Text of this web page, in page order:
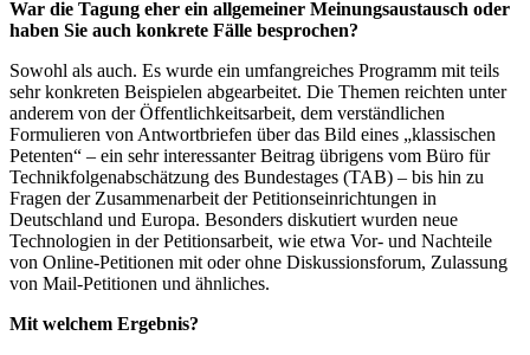
War die Tagung eher ein allgemeiner Meinungsaustausch oder
haben Sie auch konkrete Fälle besprochen?
Sowohl als auch. Es wurde ein umfangreiches Programm mit teils
sehr konkreten Beispielen abgearbeitet. Die Themen reichten unter
anderem von der Öffentlichkeitsarbeit, dem verständlichen
Formulieren von Antwortbriefen über das Bild eines „klassischen
Petenten“ – ein sehr interessanter Beitrag übrigens vom Büro für
Technikfolgenabschätzung des Bundestages (TAB) – bis hin zu
Fragen der Zusammenarbeit der Petitionseinrichtungen in
Deutschland und Europa. Besonders diskutiert wurden neue
Technologien in der Petitionsarbeit, wie etwa Vor- und Nachteile
von Online-Petitionen mit oder ohne Diskussionsforum, Zulassung
von Mail-Petitionen und ähnliches.
Mit welchem Ergebnis?